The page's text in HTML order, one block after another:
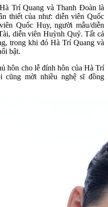
Trí Quang và Thanh Đoàn là
thiết của như: diễn viên Quốc
Quốc Huy, người mẫu/diễn
diễn viên Huỳnh Quý. Tất cả
trong khi đó Hà Trí Quang và
bật.
hôn cho lễ đính hôn của Hà Trí
cũng mời nhiều nghệ sĩ đồng